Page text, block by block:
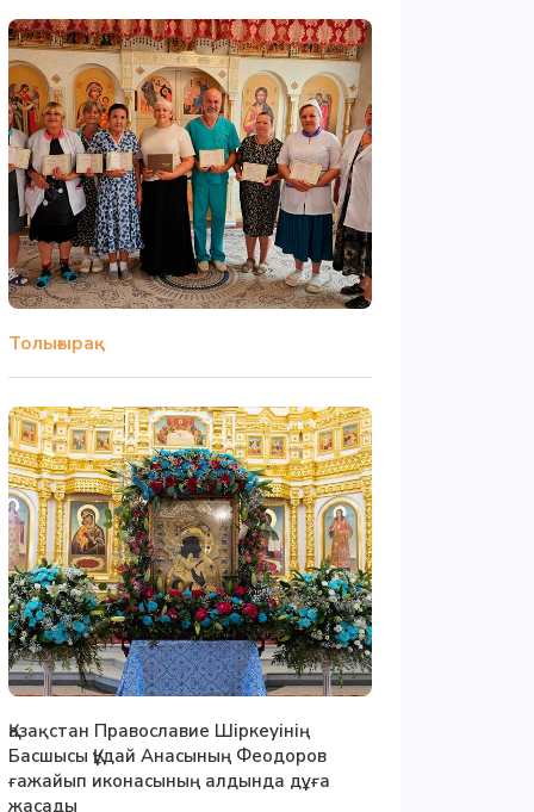
Толығырақ
Қазақстан Православие Шіркеуінің
Басшысы Құдай Анасының Феодоров
ғажайып иконасының алдында дұға
жасады